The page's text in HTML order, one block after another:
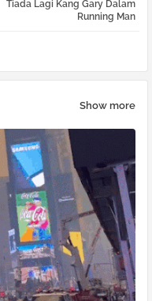
atsa
Tiada Lagi Kang Gary Dalam
Running Man
Show more